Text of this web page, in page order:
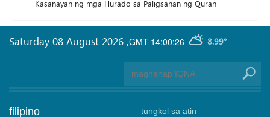
Kasanayan ng mga Hurado sa Paligsahan ng Quran
GMT-14:00:26 8.99°
Saturday 08 August 2026 ,
filipino tungkol sa atin